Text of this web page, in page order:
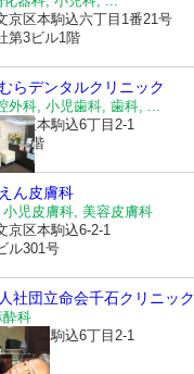
京区本駒込六丁目1番21号
第3ビル1階
らデンタルクリニック
外科, 小児歯科, 歯科, ...
京区本駒込6丁目2-1
ル2階
ん皮膚科
小児皮膚科, 美容皮膚科
京区本駒込6-2-1
ル301号
社団立命会千石クリニック
酔科
京区
本駒込6丁目2-1
ル201